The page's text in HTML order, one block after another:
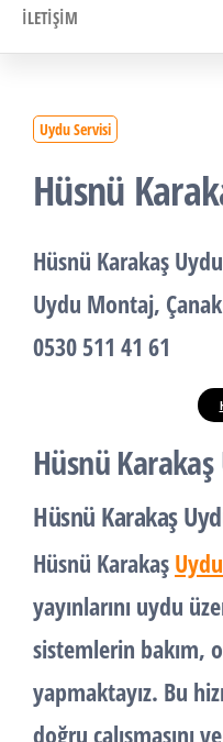
İLETIŞIM
Uydu Servisi
Hüsnü
Hüsnü Karakaş
Uydu Montaj,
0530 511 41 61
Hüsnü
Hüsnü Karakaş
Hüsnü Karakaş
yayınlarını uydu
sistemlerin bakım,
yapmaktayız. Bu
doğru çalışmasını